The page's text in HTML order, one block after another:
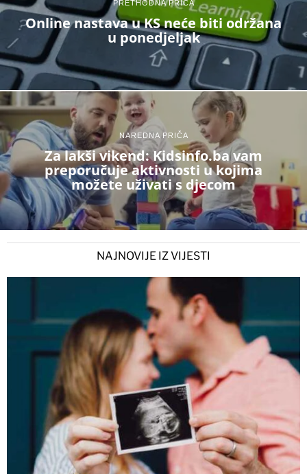
PRETHODNA PRIČA
Online nastava u KS neće biti održana
u ponedjeljak
NAREDNA PRIČA
Za lakši vikend: Kidsinfo.ba vam
preporučuje aktivnosti u kojima
možete uživati s djecom
NAJNOVIJE IZ VIJESTI